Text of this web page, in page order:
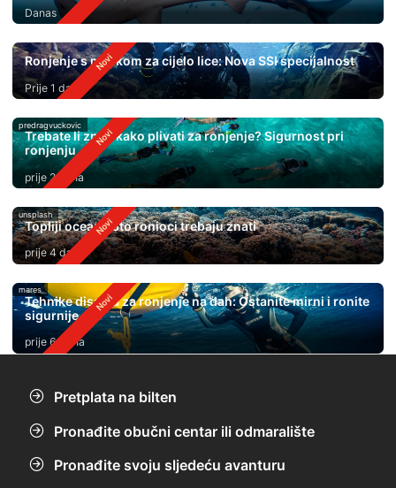
Danas
Ronjenje s maskom za cijelo lice: Nova SSI specijalnost
Prije 1 dan
predragvuckovic
Trebate li znati kako plivati ​​za ronjenje? Sigurnost pri
ronjenju
prije 2 dana
unsplash
Topliji oceani: Što ronioci trebaju znati
prije 4 dana
mares
Tehnike disanja za ronjenje na dah: Ostanite mirni i ronite
sigurnije
prije 6 dana
Pretplata na bilten
Pronađite obučni centar ili odmaralište
Pronađite svoju sljedeću avanturu